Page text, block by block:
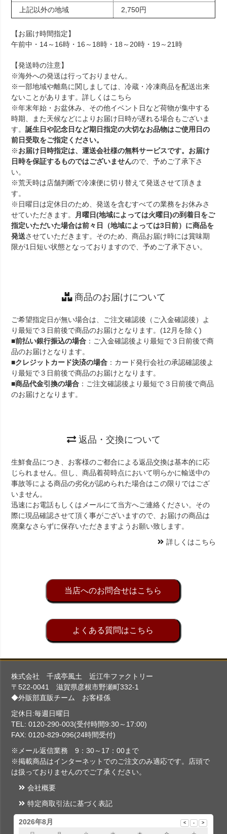
上記以外の地域
2,750円
【お届け時間指定】
午前中・14～16時・16～18時・18～20時・19～21時
【発送時の注意】
※海外への発送は行っておりません。
※一部地域や離島に関しましては、冷蔵・冷凍商品を配送出来
ないことがあります。詳しくはこちら
※年末年始・お盆休み、その他イベント日など荷物が集中する
時期、また天候などによりお届け日時が遅れる場合もございま
す。誕生日や記念日など期日指定の大切なお品物はご使用日の
前日受取をご指定ください。
※お届け日時指定は、運送会社様の無料サービスです。お届け
日時を保証するものではございませんので、予めご了承下さ
い。
※荒天時は店舗判断で冷凍便に切り替えて発送させて頂きま
す。
※日曜日は定休日のため、発送を含むすべての業務をお休みさ
せていただきます。
月曜日(地域によっては火曜日)の到着日をご
指定いただいた場合は前々日（地域によっては3日前）に商品を
発送させていただきます。そのため、商品お届け時には賞味期
限が1日短い状態となっておりますので、予めご了承下さい。
商品のお届けについて
ご希望指定日が無い場合は、ご注文確認後（ご入金確認後）よ
り最短で３日前後で商品のお届けとなります。(12月を除く)
■前払い銀行振込の場合 ：ご入金確認後より最短で３日前後で商
品のお届けとなります。
■クレジットカード決済の場合 ：カード発行会社の承認確認後よ
り最短で３日前後で商品のお届けとなります。
■商品代金引換の場合 ：ご注文確認後より最短で３日前後で商品
のお届けとなります。
返品・交換について
生鮮食品につき、お客様のご都合による返品交換は基本的に応
じられません。但し、商品着荷時点において明らかに輸送中の
事故等による商品の劣化が認められた場合はこの限りではござ
いません。
迅速にお電話もしくはメールにて当方へご連絡ください。その
際に現品確認させて頂く事がございますので、お届けの商品は
廃棄なさらずに保存いただきますようお願い致します。
詳しくはこちら
当店へのお問合せはこちら
よくある質問はこちら
株式会社 千成亭風土 近江牛ファクトリー
〒522-0041 滋賀県彦根市野瀬町332-1
◆外販部直販チーム お客様係
定休日:毎週日曜日
TEL: 0120-290-003(受付時間9:30～17:00)
FAX: 0120-829-096(24時間受付)
※メール返信業務 9：30～17：00まで
※掲載商品はインターネットでのご注文のみ適応です。店頭で
は扱っておりませんのでご了承ください。
会社概要
特定商取引法に基づく表記
2026年8月